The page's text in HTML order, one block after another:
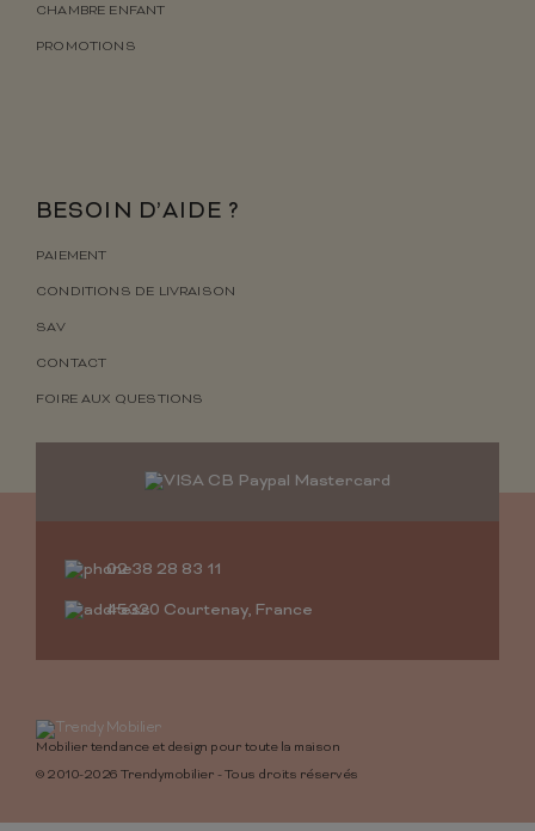
CHAMBRE ENFANT
PROMOTIONS
BESOIN D’AIDE ?
PAIEMENT
CONDITIONS DE LIVRAISON
SAV
CONTACT
FOIRE AUX QUESTIONS
02 38 28 83 11
45320 Courtenay, France
Mobilier tendance et design pour toute la maison
© 2010-2026 Trendymobilier - Tous droits réservés